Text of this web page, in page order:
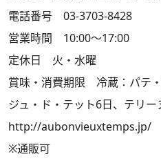
電話番号 03-3703-8428
営業時間 10:00～17:00
定休日 火・水曜
賞味・消費期限 冷蔵：パテ
ジュ・ド・テット6日、テリー
http://aubonvieuxtemps.jp/
※通販可